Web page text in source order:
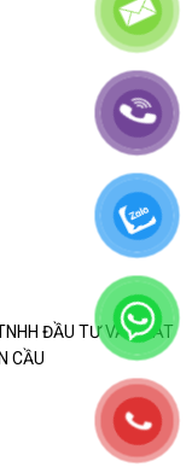
ĐẦU TƯ VÀ PHÁT
CẦU